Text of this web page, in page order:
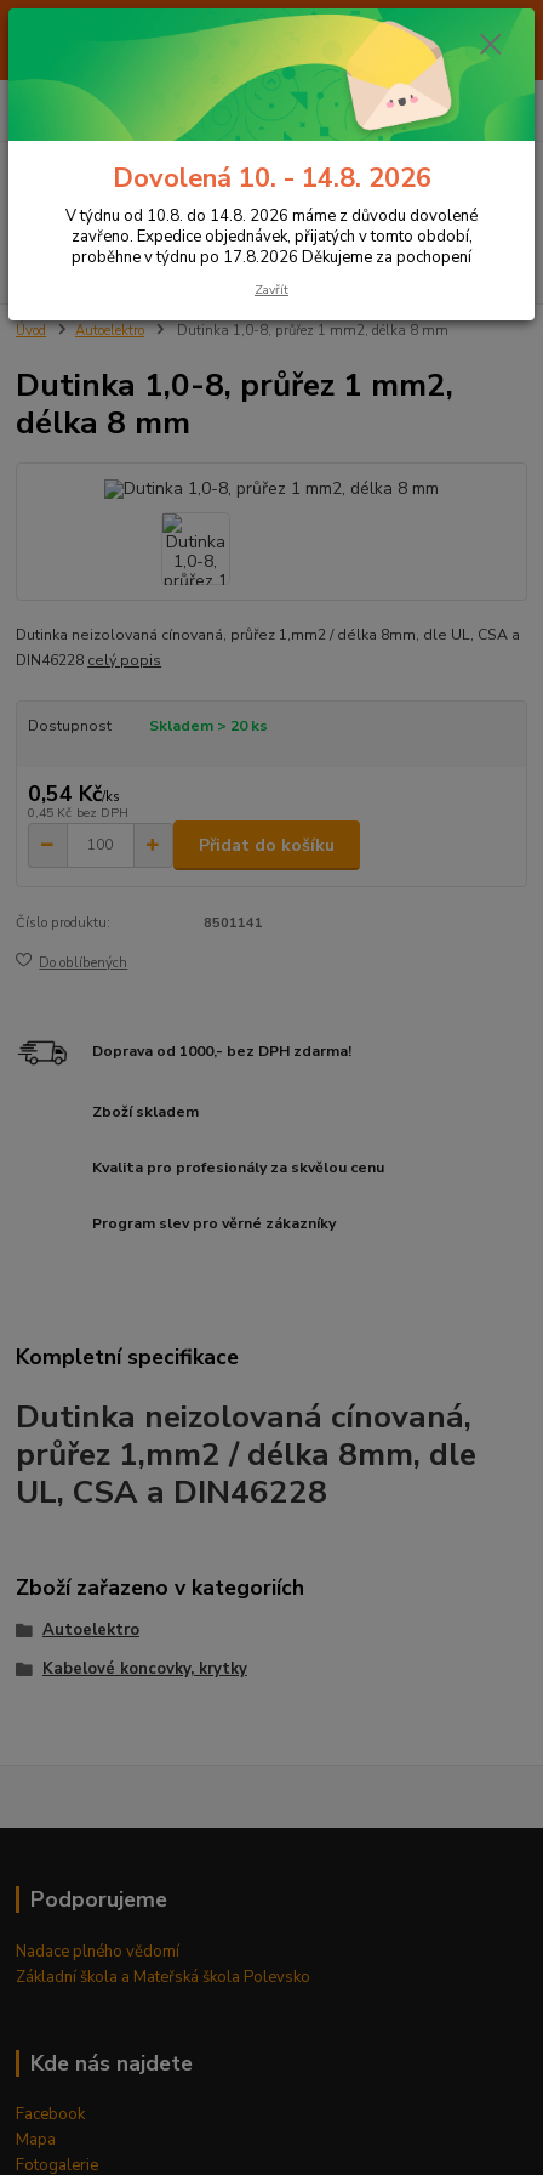
Od 7.8. do 14.8. 2026 máme z důvodu dovolené ZAVŘENO. Expedice
objednávek, přijatých v tomto období, proběhne v týdnu po 17.8.2026
Děkujeme za pochopení
CZK
Hledat
+420 605 283 713
za0,00 Kč
Úvod Autoelektro Dutinka 1,0-8, průřez 1 mm2, délka 8 mm
Dutinka 1,0-8, průřez 1 mm2,
délka 8 mm
Dutinka neizolovaná cínovaná, průřez 1,mm2 / délka 8mm, dle UL, CSA a
DIN46228 celý popis
Dostupnost Skladem > 20 ks
0,54 Kč/ks
0,45 Kč bez DPH
Přidat do košíku
Číslo produktu: 8501141
Do oblíbených
Doprava od 1000,- bez DPH zdarma!
Zboží skladem
Kvalita pro profesionály za skvělou cenu
Program slev pro věrné zákazníky
Kompletní specifikace
Dutinka neizolovaná cínovaná,
průřez 1,mm2 / délka 8mm, dle
UL, CSA a DIN46228
Zboží zařazeno v kategoriích
Autoelektro
Kabelové koncovky, krytky
Podporujeme
Nadace plného vědomí
Základní škola a Mateřská škola Polevsko
Kde nás najdete
Facebook
Mapa
Fotogalerie
Dovolená 10. - 14.8. 2026
V týdnu od 10.8. do 14.8. 2026 máme z důvodu dovolené
zavřeno. Expedice objednávek, přijatých v tomto období,
proběhne v týdnu po 17.8.2026 Děkujeme za pochopení
Zavřít